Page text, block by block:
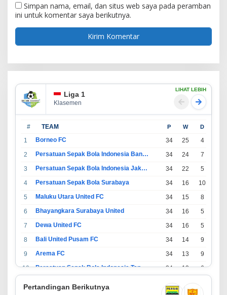
Simpan nama, email, dan situs web saya pada peramban
ini untuk komentar saya berikutnya.
Liga 1
Klasemen
LIHAT LEBIH
# TEAM P W D
1 Borneo FC 34 25 4
2
Persatuan Sepak Bola Indonesia Bandung 34 24 7
3
Persatuan Sepak Bola Indonesia Jakarta 34 22 5
4
Persatuan Sepak Bola Surabaya 34 16 10
5
Maluku Utara United FC 34 15 8
6
Bhayangkara Surabaya United 34 16 5
7
Dewa United FC 34 16 5
8
Bali United Pusam FC 34 14 9
9
Arema FC 34 13 9
10
Persatuan Sepak Bola Indonesia Tangerang 34 13 6
Pertandingan Berikutnya